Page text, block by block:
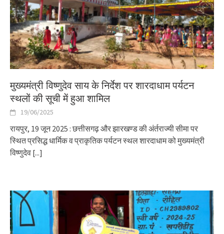
मुख्यमंत्री विष्णुदेव साय के निर्देश पर शारदाधाम पर्यटन
स्थलों की सूची में हुआ शामिल
19/06/2025
रायपुर, 19 जून 2025 : छत्तीसगढ़ और झारखण्ड की अंर्तराज्यी सीमा पर
स्थित प्रसिद्ध धार्मिक व प्राकृतिक पर्यटन स्थल शारदाधाम को मुख्यमंत्री
विष्णुदेव [...]